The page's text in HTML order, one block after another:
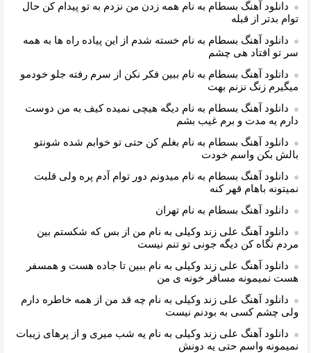
دانلود آهنگ بسطام به نام همه زدن من نزدم به تو پیدام کن حال
توام بدتر از قبله
دانلود آهنگ بسطام به نام خسته شدم از این پیاده راه ها به همه
سر تو افتاد هی چشم
دانلود آهنگ بسطام به نام ببین فکر نکن از سرم رفته جلو خودمو
میگیرم زنگ نزنم بهت
دانلود آهنگ بسطام به نام دیگه هیچی نمیده کیف به من دوست
دارم یه مدت و برم غیب بشم
دانلود آهنگ بسطام به نام بغلم کن حتی تو خوابم شده شونتو
بالش بکن واسم خودت
دانلود آهنگ بسطام به نام میدونم دور توام آدم پره ولی قلبت
نمیتونه باهام قهر کنه
دانلود آهنگ بسطام به نام تهران
دانلود آهنگ علی زند وکیلی به نام من از بس كه شكستم بین
مردم نگاه كن دیگه جونى تو تنم نیست
دانلود آهنگ علی زند وکیلی به نام ببین تا جاده هست و همسفر
هست نمیمونه مسافر خونه ی من
دانلود آهنگ علی زند وکیلی به نام چه قد من از همه خاطره دارم
ولی چشم كسی به بودنم نیست
دانلود آهنگ علی زند وکیلی به نام یه شب میرى و از پرهای زيبات
نمیمونه واسم حتی یه دونش